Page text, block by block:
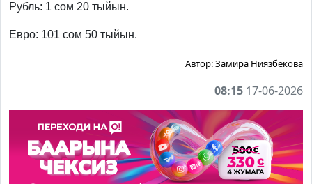
Рубль: 1 сом 20 тыйын.
Евро: 101 сом 50 тыйын.
Автор:Замира Ниязбекова
08:15 17-06-2026